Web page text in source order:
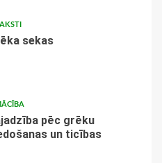
sekas
pēc grēku
un ticības